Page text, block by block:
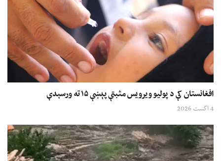
افغانستان کې د پولیو ویرویس مثبتې پېښې ۱۵ ته ورسېدې
4 اگست 2026